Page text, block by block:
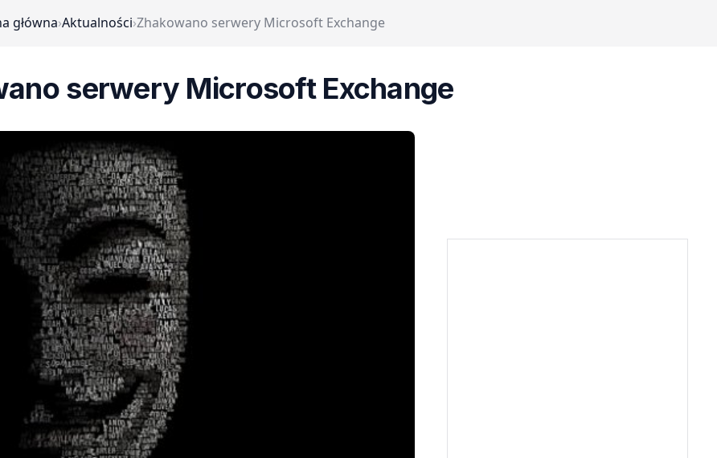
główna›Aktualności›Zhakowano serwery Microsoft Exchange
serwery Microsoft Exchange